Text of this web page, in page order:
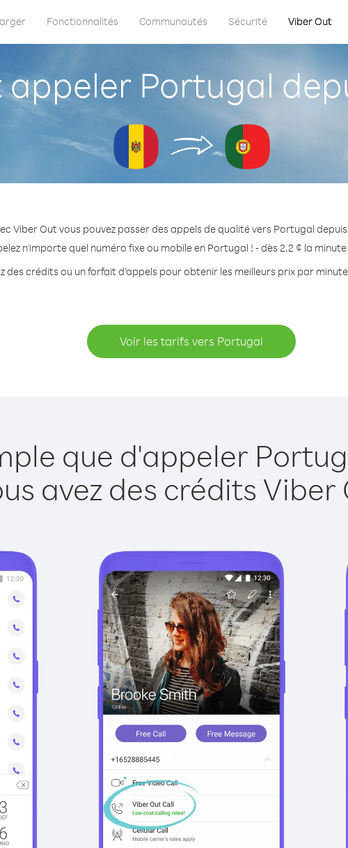
Fonctionnalités Communautés Sécurité Viber Out
Portugal
Viber Out vous pouvez passer des appels de qualité vers Portugal
n'importe quel numéro fixe ou mobile en Portugal ! - dès 2.2 ¢ la
des crédits ou un forfait d’appels pour obtenir les meilleurs prix par
Voir les tarifs vers Portugal
que d'appeler
avez des crédits Viber